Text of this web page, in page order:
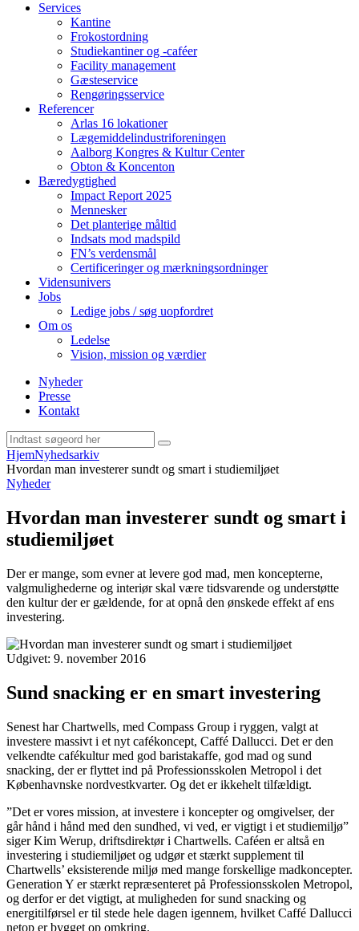
Services
Kantine
Frokostordning
Studiekantiner og -caféer
Facility management
Gæsteservice
Rengøringsservice
Referencer
Arlas 16 lokationer
Lægemiddelindustriforeningen
Aalborg Kongres & Kultur Center
Obton & Koncenton
Bæredygtighed
Impact Report 2025
Mennesker
Det planterige måltid
Indsats mod madspild
FN’s verdensmål
Certificeringer og mærkningsordninger
Vidensunivers
Jobs
Ledige jobs / søg uopfordret
Om os
Ledelse
Vision, mission og værdier
Nyheder
Presse
Kontakt
HjemNyhedsarkiv
Hvordan man investerer sundt og smart i studiemiljøet
Nyheder
Hvordan man investerer sundt og smart i
studiemiljøet
Der er mange, som evner at levere god mad, men koncepterne,
valgmulighederne og interiør skal være tidsvarende og understøtte
den kultur der er gældende, for at opnå den ønskede effekt af ens
investering.
Udgivet: 9. november 2016
Sund snacking er en smart investering
Senest har Chartwells, med Compass Group i ryggen, valgt at
investere massivt i et nyt cafékoncept, Caffé Dallucci. Det er den
velkendte cafékultur med god baristakaffe, god mad og sund
snacking, der er flyttet ind på Professionsskolen Metropol i det
Københavnske nordvestkvarter. Og det er ikkehelt tilfældigt.
”Det er vores mission, at investere i koncepter og omgivelser, der
går hånd i hånd med den sundhed, vi ved, er vigtigt i et studiemiljø”
siger Kim Werup, driftsdirektør i Chartwells. Caféen er altså en
investering i studiemiljøet og udgør et stærkt supplement til
Chartwells’ eksisterende miljø med mange forskellige madkoncepter.
Generation Y er stærkt repræsenteret på Professionsskolen Metropol,
og derfor er det vigtigt, at muligheden for sund snacking og
energitilførsel er til stede hele dagen igennem, hvilket Caffé Dallucci
netop er bygget op omkring.